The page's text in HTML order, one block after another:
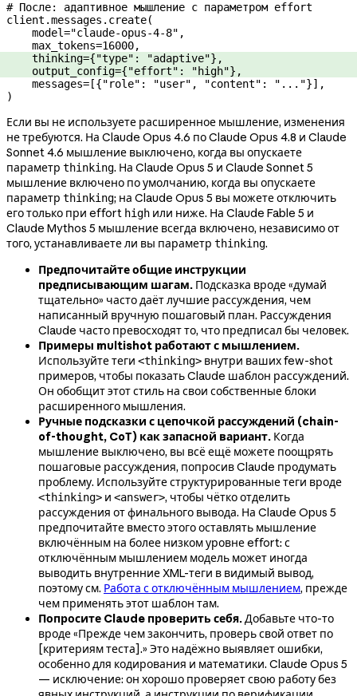
# После: адаптивное мышление с параметром effort
client.messages.create(
    model
="claude-opus-4-8" ,
    max_tokens
=16000,
    thinking
={"type" : "adaptive"},
    output_config
={"effort" : "high"},
    messages
= [{"role" : "user" , "content" : "..."}],
)
Если вы не используете расширенное мышление, изменения
не требуются. На Claude Opus 4.6 по Claude Opus 4.8 и Claude
Sonnet 4.6 мышление выключено, когда вы опускаете
параметр thinking. На Claude Opus 5 и Claude Sonnet 5
мышление включено по умолчанию, когда вы опускаете
параметр thinking; на Claude Opus 5 вы можете отключить
его только при effort high или ниже. На Claude Fable 5 и
Claude Mythos 5 мышление всегда включено, независимо от
того, устанавливаете ли вы параметр thinking.
Предпочитайте общие инструкции
предписывающим шагам. Подсказка вроде «думай
тщательно» часто даёт лучшие рассуждения, чем
написанный вручную пошаговый план. Рассуждения
Claude часто превосходят то, что предписал бы человек.
Примеры multishot работают с мышлением.
Используйте теги <thinking> внутри ваших few-shot
примеров, чтобы показать Claude шаблон рассуждений.
Он обобщит этот стиль на свои собственные блоки
расширенного мышления.
Ручные подсказки с цепочкой рассуждений (chain-
of-thought, CoT) как запасной вариант. Когда
мышление выключено, вы всё ещё можете поощрять
пошаговые рассуждения, попросив Claude продумать
проблему. Используйте структурированные теги вроде
<thinking> и <answer>, чтобы чётко отделить
рассуждения от финального вывода. На Claude Opus 5
предпочитайте вместо этого оставлять мышление
включённым на более низком уровне effort: с
отключённым мышлением модель может иногда
выводить внутренние XML-теги в видимый вывод,
поэтому см. Работа с отключённым мышлением, прежде
чем применять этот шаблон там.
Попросите Claude проверить себя.Добавьте что-то
вроде «Прежде чем закончить, проверь свой ответ по
[критериям теста].» Это надёжно выявляет ошибки,
особенно для кодирования и математики. Claude Opus 5
— исключение: он хорошо проверяет свою работу без